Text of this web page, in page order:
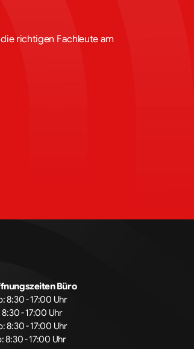
richtigen Fachleute am
Büro
8:30 - 17:00 Uhr
8:30 - 17:00 Uhr
8:30 - 17:00 Uhr
8:30 - 17:00 Uhr